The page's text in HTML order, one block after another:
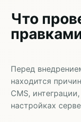
Что
Перед
находится
CMS,
настройках